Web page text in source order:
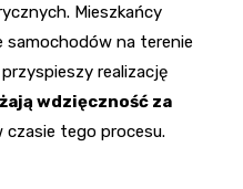
Mieszkańcy
samochodów na terenie
realizację
wdzięczność za
czasie tego procesu.